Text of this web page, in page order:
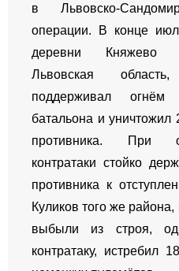
в Львовско-
операции. В конце
деревни Княжево
Львовская
поддерживал огнём
батальона и
противника. При
контратаки стойко
противника к
Куликов того же
выбыли из строя,
контратаку, истребил